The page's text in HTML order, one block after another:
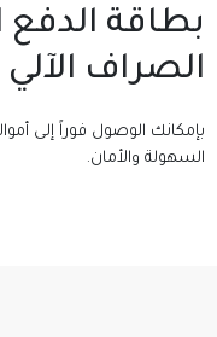
بطاقة الدفع
الصراف الآلي
بإمكانك الوصول فوراً إلى
السهولة والأمان.